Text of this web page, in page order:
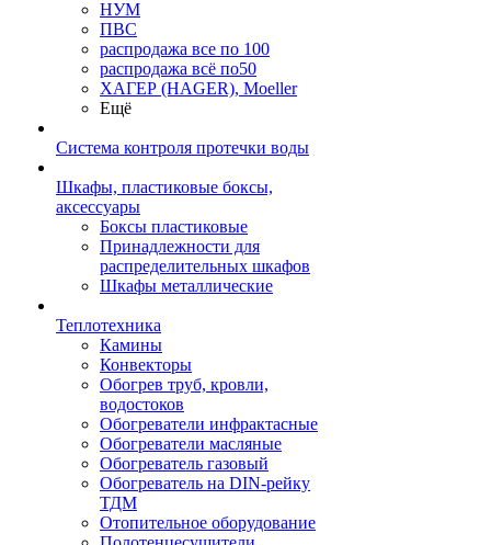
НУМ
ПВС
распродажа все по 100
распродажа всё по50
ХАГЕР (HAGER), Moeller
Ещё
Система контроля протечки воды
Шкафы, пластиковые боксы,
аксессуары
Боксы пластиковые
Принадлежности для
распределительных шкафов
Шкафы металлические
Теплотехника
Камины
Конвекторы
Обогрев труб, кровли,
водостоков
Обогреватели инфрактасные
Обогреватели масляные
Обогреватель газовый
Обогреватель на DIN-рейку
ТДМ
Отопительное оборудование